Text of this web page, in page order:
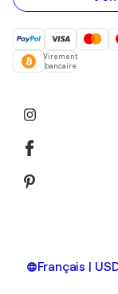
Virement
bancaire
Français |